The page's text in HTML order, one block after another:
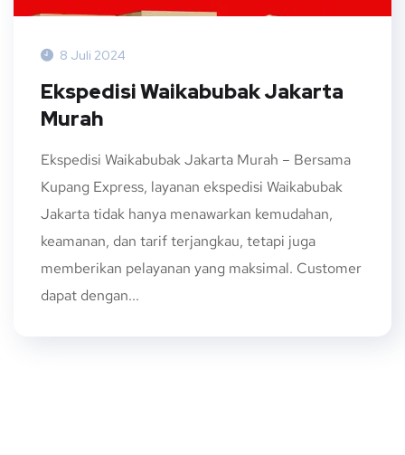
8 Juli 2024
Ekspedisi Waikabubak Jakarta
Murah
Ekspedisi Waikabubak Jakarta Murah – Bersama
Kupang Express, layanan ekspedisi Waikabubak
Jakarta tidak hanya menawarkan kemudahan,
keamanan, dan tarif terjangkau, tetapi juga
memberikan pelayanan yang maksimal. Customer
dapat dengan...